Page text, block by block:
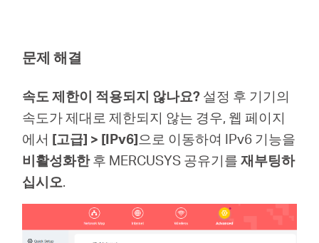
문제 해결
속도 제한이 적용되지 않나요? 설정 후 기기의
속도가 제대로 제한되지 않는 경우, 웹 페이지
에서 [고급] > [IPv6]으로 이동하여 IPv6 기능을
비활성화한후 MERCUSYS 공유기를재부팅하
십시오.